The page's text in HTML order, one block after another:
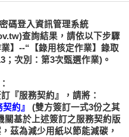
碼登入資訊管理系統
查詢結果，請依以下步驟
】--“【錄用核定作業】錄取
；次別：第3次甄選作業)。
『服務契約』，請將：
約』
(雙方簽訂一式3份之其
關基於上述簽訂之服務契約版
茲為減少用紙以節能減碳，